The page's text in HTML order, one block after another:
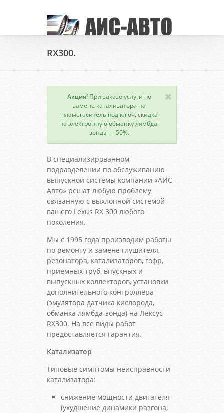
RX300.
Акция! При заказе услуги по
замене катализатора на
пламегаситель под ключ, скидка
на электронную обманку лямбда-
зонда — 50%.
В специализированном
подразделении по обслуживанию
выпускной системы компании «АИС-
Авто» решат любую проблему
связанную с выхлопной системой
вашего Lexus RX 300 любого
поколения.
Мы с 1995 года производим работы
по ремонту и замене глушителя,
резонатора, катализаторов, гофр,
приемных труб, впускных и
выпускных коллекторов, установки
дополнительного контроллера
(эмулятора датчика кислорода,
обманка лямбда-зонда) на Лексус
RX300. На все виды работ
предоставляется гарантия.
Катализатор
Типовые симптомы неисправности
катализатора:
снижение мощности двигателя
(ухудшение динамики разгона,